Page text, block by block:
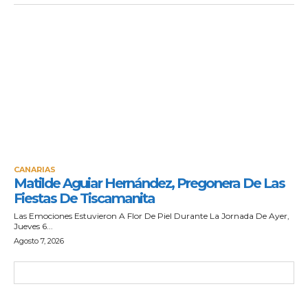
CANARIAS
Matilde Aguiar Hernández, Pregonera De Las
Fiestas De Tiscamanita
Las Emociones Estuvieron A Flor De Piel Durante La Jornada De Ayer,
Jueves 6...
Agosto 7, 2026